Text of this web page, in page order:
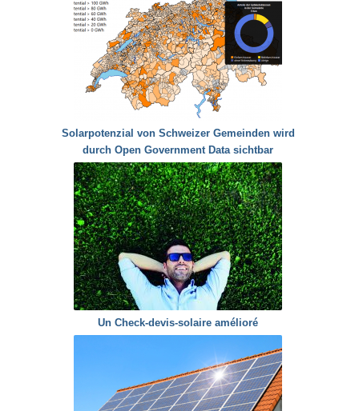
Solarpotenzial von Schweizer Gemeinden wird
durch Open Government Data sichtbar
Un Check-devis-solaire amélioré